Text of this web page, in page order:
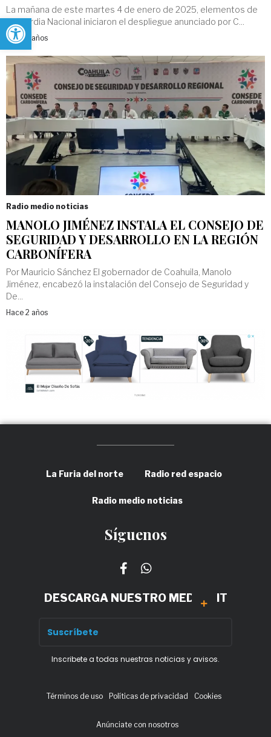
Abrir barra de herramientas
La mañana de este martes 4 de enero de 2025, elementos de
la Guardia Nacional iniciaron el despliegue anunciado por C...
Hace 2 años
Radio medio noticias
MANOLO JIMÉNEZ INSTALA EL CONSEJO DE
SEGURIDAD Y DESARROLLO EN LA REGIÓN
CARBONÍFERA
Por Mauricio Sánchez El gobernador de Coahuila, Manolo
Jiménez, encabezó la instalación del Consejo de Seguridad y
De...
Hace 2 años
La Furia del norte Radio red espacio
Radio medio noticias
Síguenos
DESCARGA NUESTRO MEDIA KIT
Inscribete a todas nuestras noticias y avisos.
Términos de uso Políticas de privacidad Cookies
Anúnciate con nosotros